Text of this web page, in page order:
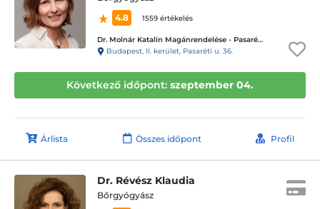
4.8
1559 értékelés
Dr. Molnár Katalin Magánrendelése - Pasaréti út, II. Kerület
Budapest, II. kerület, Pasaréti u. 36.
Következő időpont: szeptember 04.
Árlista Összes időpont Profil
Dr. Révész Klaudia
Bőrgyógyász